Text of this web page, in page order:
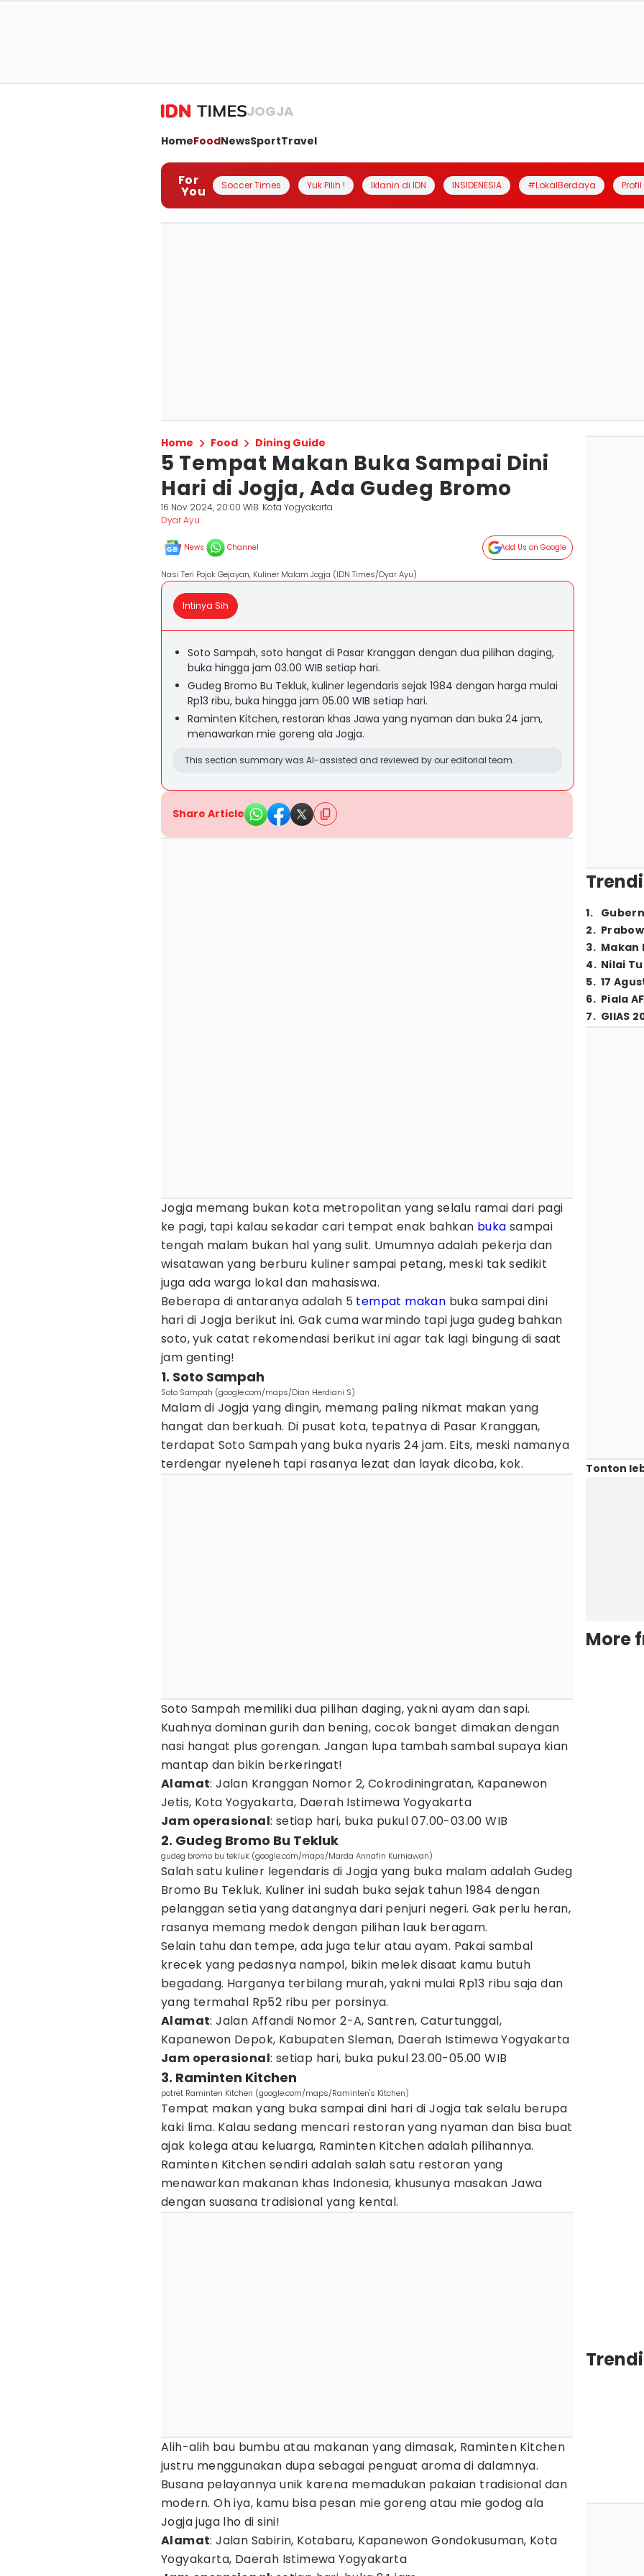
JOGJA
HomeFoodNewsSportTravel
For
You Soccer Times Yuk Pilih ! Iklanin di IDN INSIDENESIA #LokalBerdaya
Home Food Dining Guide
5 Tempat Makan Buka Sampai Dini
Hari di Jogja, Ada Gudeg Bromo
16 Nov 2024, 20:00 WIB Kota Yogyakarta
Dyar Ayu
News Channel Add Us on Google
Nasi Teri Pojok Gejayan, Kuliner Malam Jogja (IDN Times/Dyar Ayu)
Intinya Sih
Soto Sampah, soto hangat di Pasar Kranggan dengan dua pilihan daging,
buka hingga jam 03.00 WIB setiap hari.
Gudeg Bromo Bu Tekluk, kuliner legendaris sejak 1984 dengan harga mulai
Rp13 ribu, buka hingga jam 05.00 WIB setiap hari.
Raminten Kitchen, restoran khas Jawa yang nyaman dan buka 24 jam,
menawarkan mie goreng ala Jogja.
This section summary was AI-assisted and reviewed by our editorial team.
Share Article
Jogja memang bukan kota metropolitan yang selalu ramai dari pagi
ke pagi, tapi kalau sekadar cari tempat enak bahkan buka sampai
tengah malam bukan hal yang sulit. Umumnya adalah pekerja dan
wisatawan yang berburu kuliner sampai petang, meski tak sedikit
juga ada warga lokal dan mahasiswa.
Beberapa di antaranya adalah 5 tempat makan buka sampai dini
hari di Jogja berikut ini. Gak cuma warmindo tapi juga gudeg bahkan
soto, yuk catat rekomendasi berikut ini agar tak lagi bingung di saat
jam genting!
1. Soto Sampah
Soto Sampah (google.com/maps/Dian Herdiani S)
Malam di Jogja yang dingin, memang paling nikmat makan yang
hangat dan berkuah. Di pusat kota, tepatnya di Pasar Kranggan,
terdapat Soto Sampah yang buka nyaris 24 jam. Eits, meski namanya
terdengar nyeleneh tapi rasanya lezat dan layak dicoba, kok.
Soto Sampah memiliki dua pilihan daging, yakni ayam dan sapi.
Kuahnya dominan gurih dan bening, cocok banget dimakan dengan
nasi hangat plus gorengan. Jangan lupa tambah sambal supaya kian
mantap dan bikin berkeringat!
Alamat: Jalan Kranggan Nomor 2, Cokrodiningratan, Kapanewon
Jetis, Kota Yogyakarta, Daerah Istimewa Yogyakarta
Jam operasional: setiap hari, buka pukul 07.00-03.00 WIB
2. Gudeg Bromo Bu Tekluk
gudeg bromo bu tekluk (google.com/maps/Marda Annafin Kurniawan)
Salah satu kuliner legendaris di Jogja yang buka malam adalah Gudeg
Bromo Bu Tekluk. Kuliner ini sudah buka sejak tahun 1984 dengan
pelanggan setia yang datangnya dari penjuri negeri. Gak perlu heran,
rasanya memang medok dengan pilihan lauk beragam.
Selain tahu dan tempe, ada juga telur atau ayam. Pakai sambal
krecek yang pedasnya nampol, bikin melek disaat kamu butuh
begadang. Harganya terbilang murah, yakni mulai Rp13 ribu saja dan
yang termahal Rp52 ribu per porsinya.
Alamat: Jalan Affandi Nomor 2-A, Santren, Caturtunggal,
Kapanewon Depok, Kabupaten Sleman, Daerah Istimewa Yogyakarta
Jam operasional: setiap hari, buka pukul 23.00-05.00 WIB
3. Raminten Kitchen
potret Raminten Kitchen (google.com/maps/Raminten's Kitchen)
Tempat makan yang buka sampai dini hari di Jogja tak selalu berupa
kaki lima. Kalau sedang mencari restoran yang nyaman dan bisa buat
ajak kolega atau keluarga, Raminten Kitchen adalah pilihannya.
Raminten Kitchen sendiri adalah salah satu restoran yang
menawarkan makanan khas Indonesia, khusunya masakan Jawa
dengan suasana tradisional yang kental.
Alih-alih bau bumbu atau makanan yang dimasak, Raminten Kitchen
justru menggunakan dupa sebagai penguat aroma di dalamnya.
Busana pelayannya unik karena memadukan pakaian tradisional dan
modern. Oh iya, kamu bisa pesan mie goreng atau mie godog ala
Jogja juga lho di sini!
Alamat: Jalan Sabirin, Kotabaru, Kapanewon Gondokusuman, Kota
Yogyakarta, Daerah Istimewa Yogyakarta
1.
2.
3. Makan
4. Nilai
5. 17
6. Piala
7. GIIAS
Tonton
More